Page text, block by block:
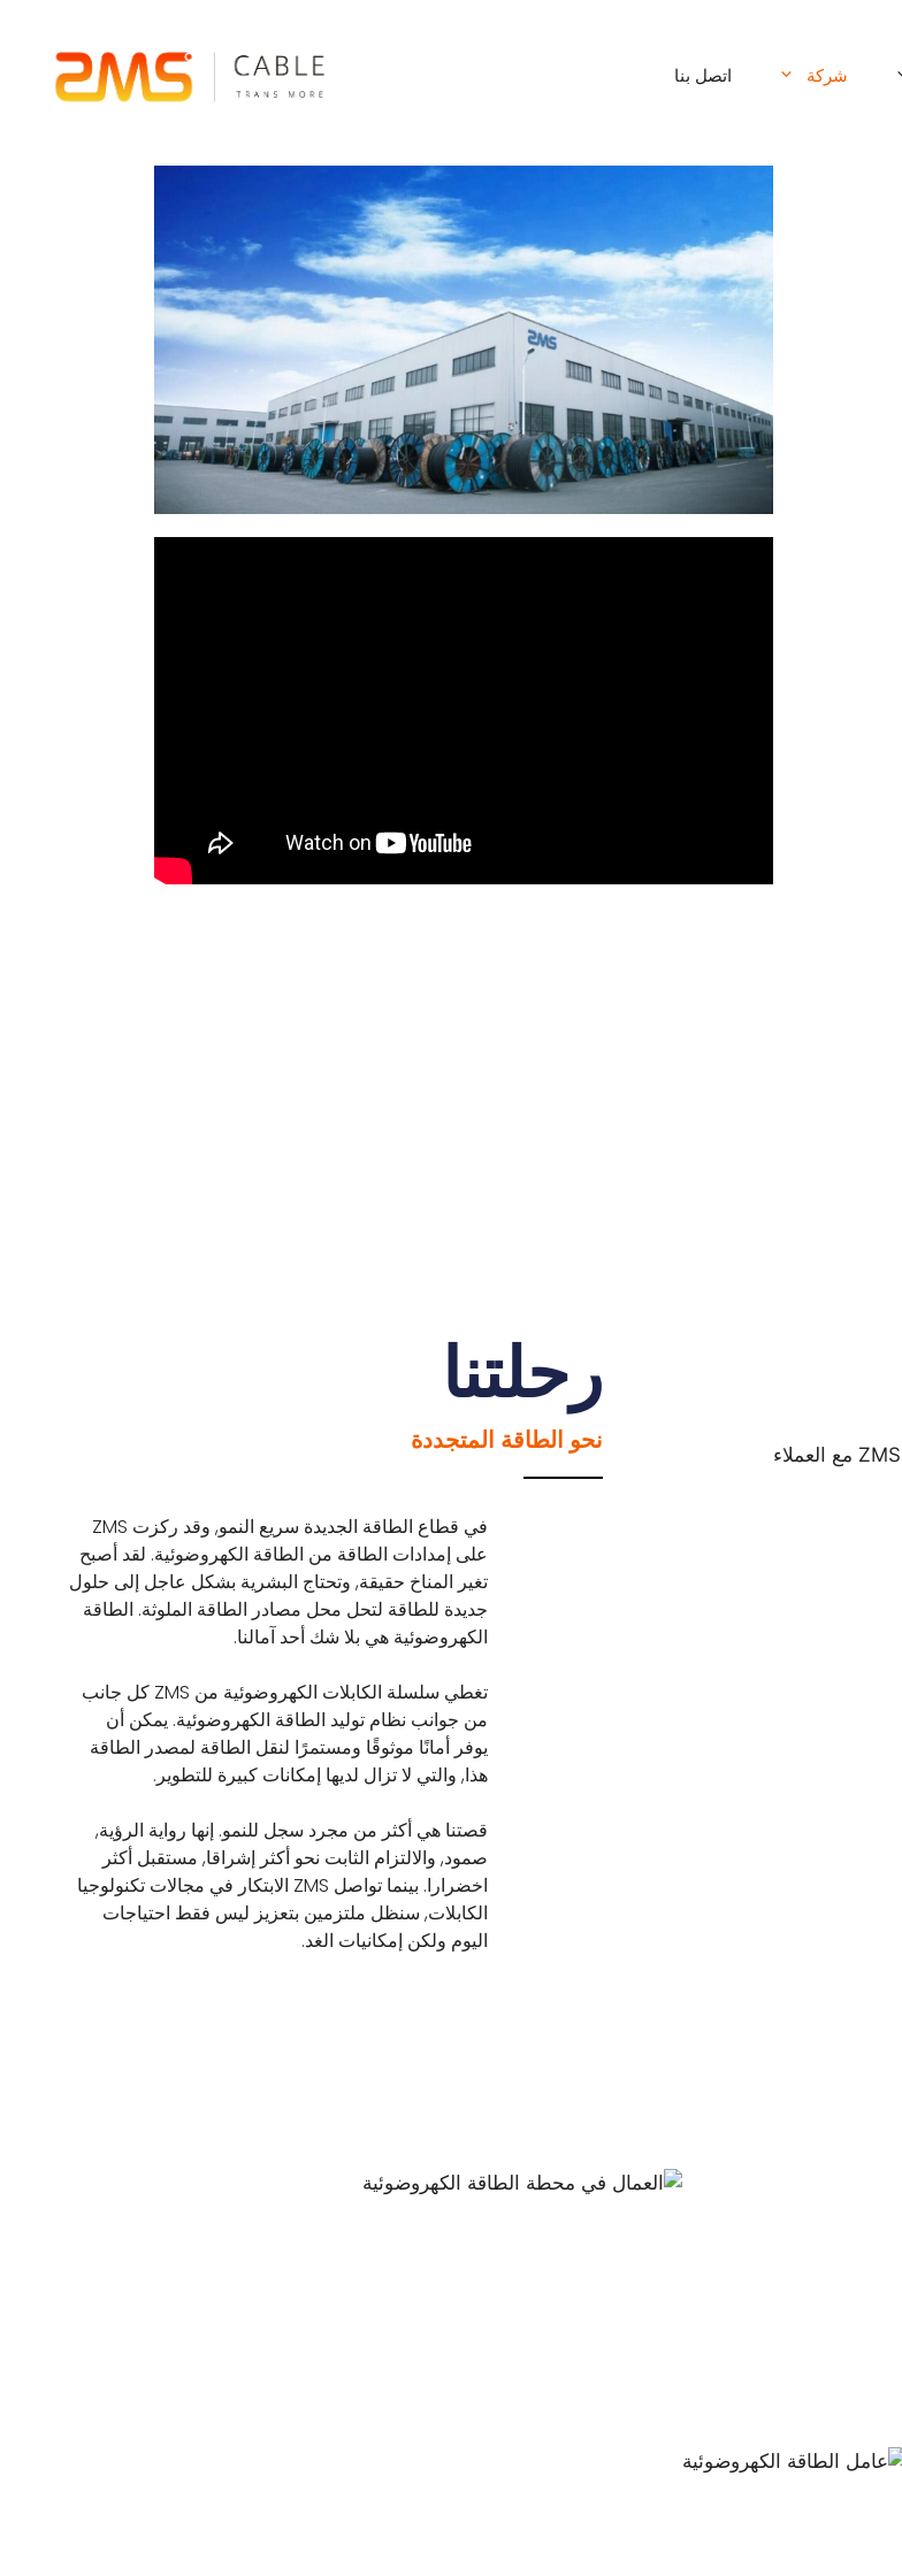
شركة اتصل بنا
رحلتنا
نحو الطاقة المتجددة
في قطاع الطاقة الجديدة سريع النمو, وقد ركزت ZMS
على إمدادات الطاقة من الطاقة الكهروضوئية. لقد أصبح
تغير المناخ حقيقة, وتحتاج البشرية بشكل عاجل إلى حلول
جديدة للطاقة لتحل محل مصادر الطاقة الملوثة. الطاقة
الكهروضوئية هي بلا شك أحد آمالنا.
تغطي سلسلة الكابلات الكهروضوئية من ZMS كل جانب
من جوانب نظام توليد الطاقة الكهروضوئية. يمكن أن
يوفر أمانًا موثوقًا ومستمرًا لنقل الطاقة لمصدر الطاقة
هذا, والتي لا تزال لديها إمكانات كبيرة للتطوير.
قصتنا هي أكثر من مجرد سجل للنمو. إنها رواية الرؤية,
صمود, والالتزام الثابت نحو أكثر إشراقا, مستقبل أكثر
اخضرارا. بينما تواصل ZMS الابتكار في مجالات تكنولوجيا
الكابلات, سنظل ملتزمين بتعزيز ليس فقط احتياجات
اليوم ولكن إمكانيات الغد.